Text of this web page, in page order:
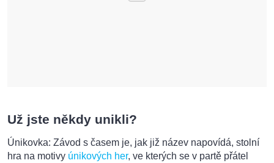
Už jste někdy unikli?
Únikovka: Závod s časem je, jak již název napovídá, stolní
hra na motivy únikových her, ve kterých se v partě přátel